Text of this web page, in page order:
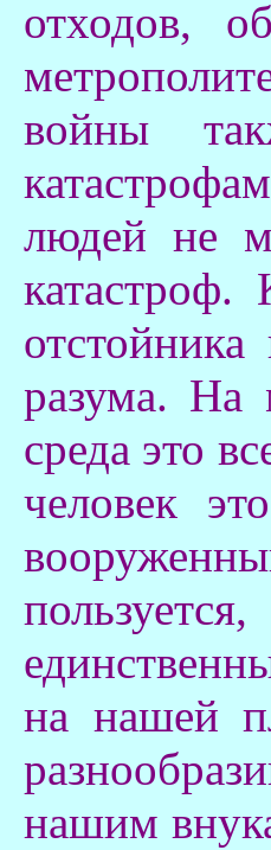
отходов,
войны
людей не
катастроф.
разума. На
среда это
человек
на нашей
нашим